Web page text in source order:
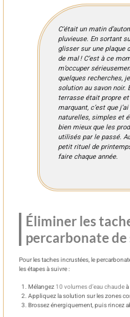
C’était un matin
pluvieuse. En sortant
glisser sur une plaque
de mal ! C’est à ce
m’occuper
quelques recherches,
solution au savon noir.
terrasse était propre
marquant, c’est que
naturelles, simples et
bien mieux que les
utilisés par le passé.
petit rituel de
faire chaque année.
Éliminer les
percarbonate de
Pour les taches incrustées, le
les étapes à suivre :
Mélangez 10 volumes d’eau chaudeà
Appliquez la solution sur les zones
Brossez énergiquement, puis rincez